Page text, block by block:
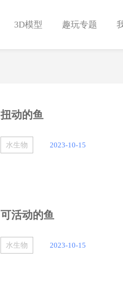
3D模型 趣玩专题
扭动的鱼
水生物 2023-10-15
可活动的鱼
水生物 2023-10-15